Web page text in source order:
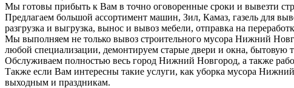
Мы готовы прибыть к Вам в точно оговоренные сроки и вывезти
Предлагаем большой ассортимент машин, Зил, Камаз, газель для
разгрузка и выгрузка, вынос и вывоз мебели, отправка на
Мы выполняем не только вывоз строительного мусора Нижний
любой специализации, демонтируем старые двери и окна, бытовую
Обслуживаем полностью весь город Нижний Новгород, а также
Также если Вам интересны такие услуги, как уборка мусора
выходным и праздникам.